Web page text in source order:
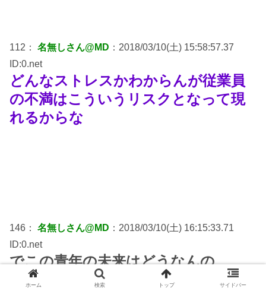
112： 名無しさん@MD ：2018/03/10(土) 15:58:57.37
ID:0.net
どんなストレスかわからんが従業員
の不満はこういうリスクとなって現
れるからな
146： 名無しさん@MD ：2018/03/10(土) 16:15:33.71
ID:0.net
でこの青年の未来はどうなんの
あとの人生安穏と刑務所に永久就職で
ホーム 検索 トップ サイドバー